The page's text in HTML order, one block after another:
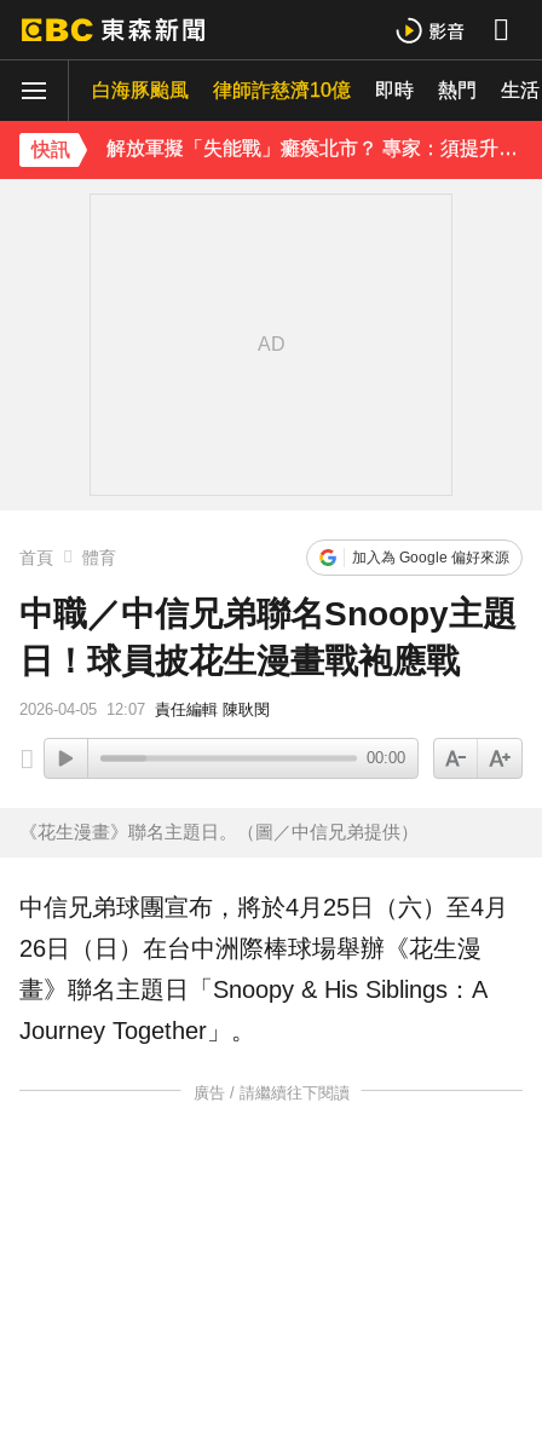
白海豚颱風 律師詐慈濟10億 即時 熱門 生活
快訊
解放軍擬「失能戰」癱瘓北市？ 專家：須提升城鎮韌性
《理財達人秀》X 安聯投信免費講座報名中！搶先卡位 2027
首頁 體育 加入為 Google 偏好來源
中職／中信兄弟聯名Snoopy主題
日！球員披花生漫畫戰袍應戰
2026-04-05 12:07 責任編輯 陳耿閔
00:00
《花生漫畫》聯名主題日。（圖／中信兄弟提供）
中信兄弟球團宣布，將於4月25日（六）至4月
26日（日）在台中洲際棒球場舉辦《花生漫
畫》聯名主題日
「Snoopy & His Siblings：A
Journey Together」。
廣告 / 請繼續往下閱讀